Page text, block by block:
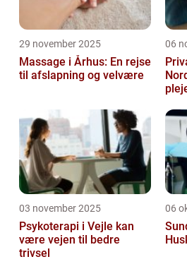
29 november 2025
Massage i Århus: En rejse
til afslapning og velvære
06
03 november 2025
Psykoterapi i Vejle kan
være vejen til bedre
trivsel
06